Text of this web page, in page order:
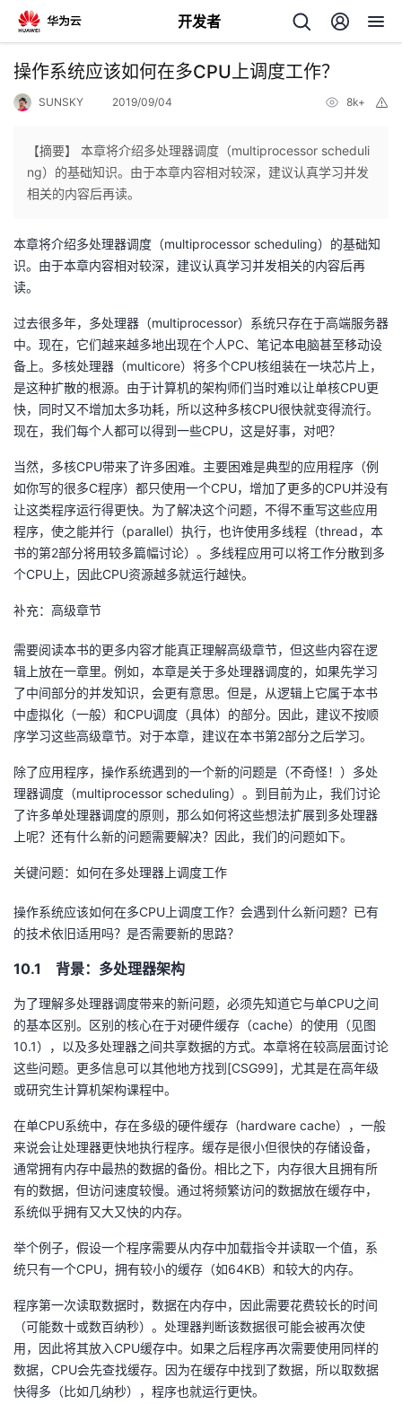
开发者
返
人
页
我
开
发
者
我
的
博
客
我
的
论
坛
我
的
圈
子
我
的
直
播
我
的
活
动
我
的
关
注
我
的
开
发
者
堂
我
的
课
程
我
的
认
证
我
的
实
验
我
的
收
藏
我
的
Programs
我
的
支
我
的
技
术
支
持
我
的
云
声
建
议
操作系统应该如何在多CPU上调度工作？
SUNSKY 2019/09/04 8k+
【摘要】 本章将介绍多处理器调度（multiprocessor scheduli
ng）的基础知识。由于本章内容相对较深，建议认真学习并发
相关的内容后再读。
本章将介绍多处理器调度（multiprocessor scheduling）的基础知
识。由于本章内容相对较深，建议认真学习并发相关的内容后再
读。
过去很多年，多处理器（multiprocessor）系统只存在于高端服务器
中。现在，它们越来越多地出现在个人PC、笔记本电脑甚至移动设
备上。多核处理器（multicore）将多个CPU核组装在一块芯片上，
是这种扩散的根源。由于计算机的架构师们当时难以让单核CPU更
快，同时又不增加太多功耗，所以这种多核CPU很快就变得流行。
现在，我们每个人都可以得到一些CPU，这是好事，对吧？
当然，多核CPU带来了许多困难。主要困难是典型的应用程序（例
如你写的很多C程序）都只使用一个CPU，增加了更多的CPU并没有
让这类程序运行得更快。为了解决这个问题，不得不重写这些应用
程序，使之能并行（parallel）执行，也许使用多线程（thread，本
书的第2部分将用较多篇幅讨论）。多线程应用可以将工作分散到多
个CPU上，因此CPU资源越多就运行越快。
补充：高级章节
需要阅读本书的更多内容才能真正理解高级章节，但这些内容在逻
辑上放在一章里。例如，本章是关于多处理器调度的，如果先学习
了中间部分的并发知识，会更有意思。但是，从逻辑上它属于本书
中虚拟化（一般）和CPU调度（具体）的部分。因此，建议不按顺
序学习这些高级章节。对于本章，建议在本书第2部分之后学习。
除了应用程序，操作系统遇到的一个新的问题是（不奇怪！）多处
理器调度（multiprocessor scheduling）。到目前为止，我们讨论
了许多单处理器调度的原则，那么如何将这些想法扩展到多处理器
上呢？还有什么新的问题需要解决？因此，我们的问题如下。
关键问题：如何在多处理器上调度工作
操作系统应该如何在多CPU上调度工作？会遇到什么新问题？已有
的技术依旧适用吗？是否需要新的思路？
10.1 背景：多处理器架构
为了理解多处理器调度带来的新问题，必须先知道它与单CPU之间
的基本区别。区别的核心在于对硬件缓存（cache）的使用（见图
10.1），以及多处理器之间共享数据的方式。本章将在较高层面讨论
这些问题。更多信息可以其他地方找到[CSG99]，尤其是在高年级
或研究生计算机架构课程中。
在单CPU系统中，存在多级的硬件缓存（hardware cache），一般
来说会让处理器更快地执行程序。缓存是很小但很快的存储设备，
通常拥有内存中最热的数据的备份。相比之下，内存很大且拥有所
有的数据，但访问速度较慢。通过将频繁访问的数据放在缓存中，
系统似乎拥有又大又快的内存。
举个例子，假设一个程序需要从内存中加载指令并读取一个值，系
统只有一个CPU，拥有较小的缓存（如64KB）和较大的内存。
程序第一次读取数据时，数据在内存中，因此需要花费较长的时间
（可能数十或数百纳秒）。处理器判断该数据很可能会被再次使
用，因此将其放入CPU缓存中。如果之后程序再次需要使用同样的
数据，CPU会先查找缓存。因为在缓存中找到了数据，所以取数据
快得多（比如几纳秒），程序也就运行更快。